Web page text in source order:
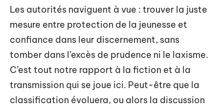
Les autorités naviguent à vue : trouver la juste
mesure entre protection de la jeunesse et
confiance dans leur discernement, sans
tomber dans l’excès de prudence ni le laxisme.
C’est tout notre rapport à la fiction et à la
transmission qui se joue ici. Peut-être que la
classification évoluera, ou alors la discussion